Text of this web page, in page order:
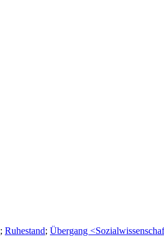
; Ruhestand; Übergang